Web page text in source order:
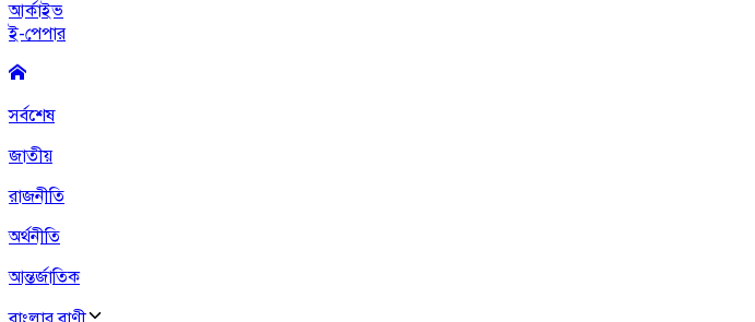
আর্কাইভ
ই-পেপার
সর্বশেষ
জাতীয়
রাজনীতি
অর্থনীতি
আন্তর্জাতিক